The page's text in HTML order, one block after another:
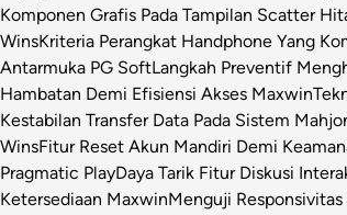
Komponen Grafis Pada Tampilan Scatter
WinsKriteria Perangkat Handphone Yang
Antarmuka PG SoftLangkah Preventif
Hambatan Demi Efisiensi Akses Maxwin
Kestabilan Transfer Data Pada Sistem
WinsFitur Reset Akun Mandiri Demi
Pragmatic PlayDaya Tarik Fitur Diskusi
Ketersediaan MaxwinMenguji